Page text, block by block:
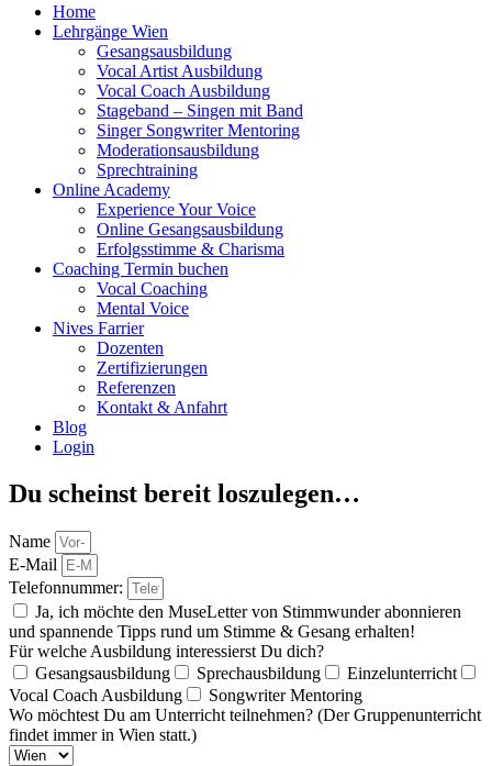
scrollenHome
Lehrgänge Wien
Gesangsausbildung
Vocal Artist Ausbildung
Vocal Coach Ausbildung
Stageband – Singen mit Band
Singer Songwriter Mentoring
Moderationsausbildung
Sprechtraining
Online Academy
Experience Your Voice
Online Gesangsausbildung
Erfolgsstimme & Charisma
Coaching Termin buchen
Vocal Coaching
Mental Voice
Nives Farrier
Dozenten
Zertifizierungen
Referenzen
Kontakt & Anfahrt
Blog
Login
Du scheinst bereit loszulegen…
Name
E-Mail
Telefonnummer:
Ja, ich möchte den MuseLetter von Stimmwunder abonnieren
und spannende Tipps rund um Stimme & Gesang erhalten!
Für welche Ausbildung interessierst Du dich?
Gesangsausbildung
Sprechausbildung
Einzelunterricht
Vocal Coach Ausbildung
Songwriter Mentoring
Wo möchtest Du am Unterricht teilnehmen? (Der Gruppenunterricht
findet immer in Wien statt.)